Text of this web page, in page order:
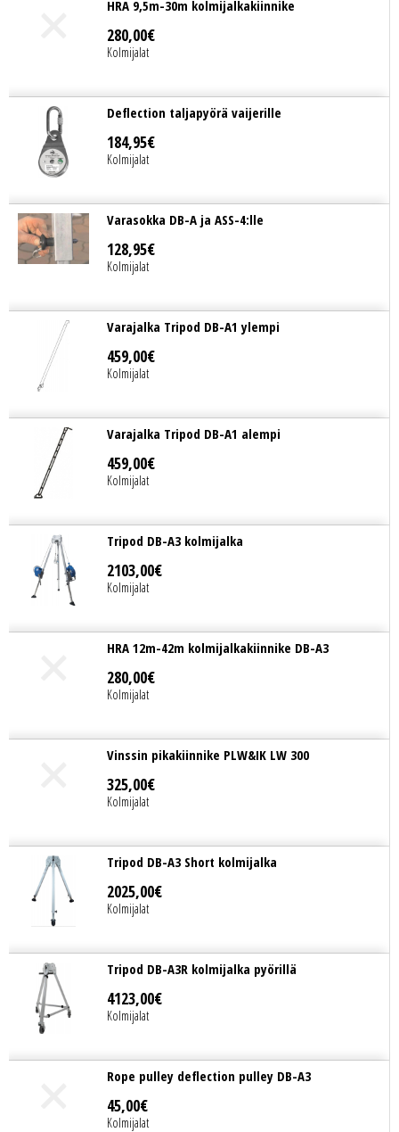
HRA 9,5m-30m kolmijalkakiinnike
280,00€
Kolmijalat
Deflection taljapyörä vaijerille
184,95€
Kolmijalat
Varasokka DB-A ja ASS-4:lle
128,95€
Kolmijalat
Varajalka Tripod DB-A1 ylempi
459,00€
Kolmijalat
Varajalka Tripod DB-A1 alempi
459,00€
Kolmijalat
Tripod DB-A3 kolmijalka
2103,00€
Kolmijalat
HRA 12m-42m kolmijalkakiinnike DB-A3
280,00€
Kolmijalat
Vinssin pikakiinnike PLW&IK LW 300
325,00€
Kolmijalat
Tripod DB-A3 Short kolmijalka
2025,00€
Kolmijalat
Tripod DB-A3R kolmijalka pyörillä
4123,00€
Kolmijalat
Rope pulley deflection pulley DB-A3
45,00€
Kolmijalat